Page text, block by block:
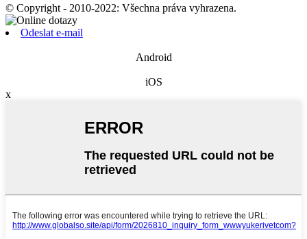
© Copyright - 2010-2022: Všechna práva vyhrazena.
Odeslat e-mail
Android
iOS
x